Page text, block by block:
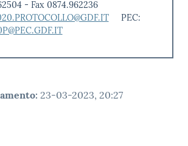
- Fax 0874.962236
PEC:
: 23-03-2023, 20:27